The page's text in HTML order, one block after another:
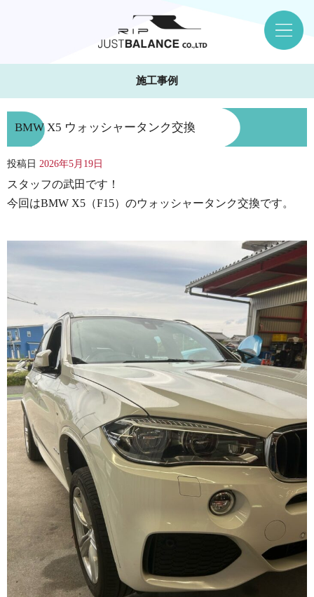
施工事例
BMW X5 ウォッシャータンク交換
投稿日 2026年5月19日
スタッフの武田です！
今回はBMW X5（F15）のウォッシャータンク交換です。